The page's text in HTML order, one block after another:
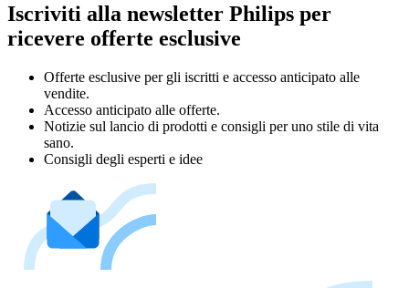
Iscriviti alla newsletter Philips per
ricevere offerte esclusive
Offerte esclusive per gli iscritti e accesso anticipato alle
vendite.
Accesso anticipato alle offerte.
Notizie sul lancio di prodotti e consigli per uno stile di vita
sano.
Consigli degli esperti e idee